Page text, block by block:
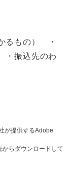
るもの） ・
振込先のわ
が提供するAdobe
らダウンロードして